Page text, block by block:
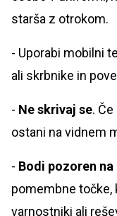
starša z otrokom.
- Uporabi mobilni
ali skrbnike in
- Ne skrivaj se.
ostani na vidnem
- Bodi pozoren
pomembne
varnostniki ali